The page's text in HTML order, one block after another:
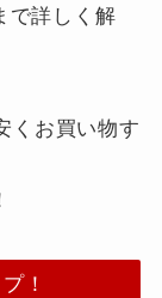
で詳しく解
くお買い物す
！